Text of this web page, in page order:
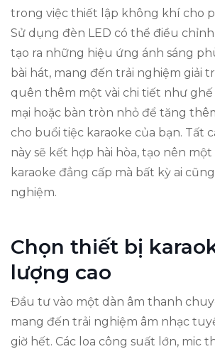
trong việc thiết lập không khí cho
Sử dụng đèn LED có thể điều
tạo ra những hiệu ứng ánh sáng
bài hát, mang đến trải nghiệm giải
quên thêm một vài chi tiết như ghế
mại hoặc bàn tròn nhỏ để tăng
cho buổi tiệc karaoke của bạn. Tất
này sẽ kết hợp hài hòa, tạo nên
karaoke đẳng cấp mà bất kỳ ai
nghiệm.
Chọn thiết bị
lượng cao
Đầu tư vào một dàn âm thanh
mang đến trải nghiệm âm nhạc
giờ hết. Các loa công suất lớn, mic